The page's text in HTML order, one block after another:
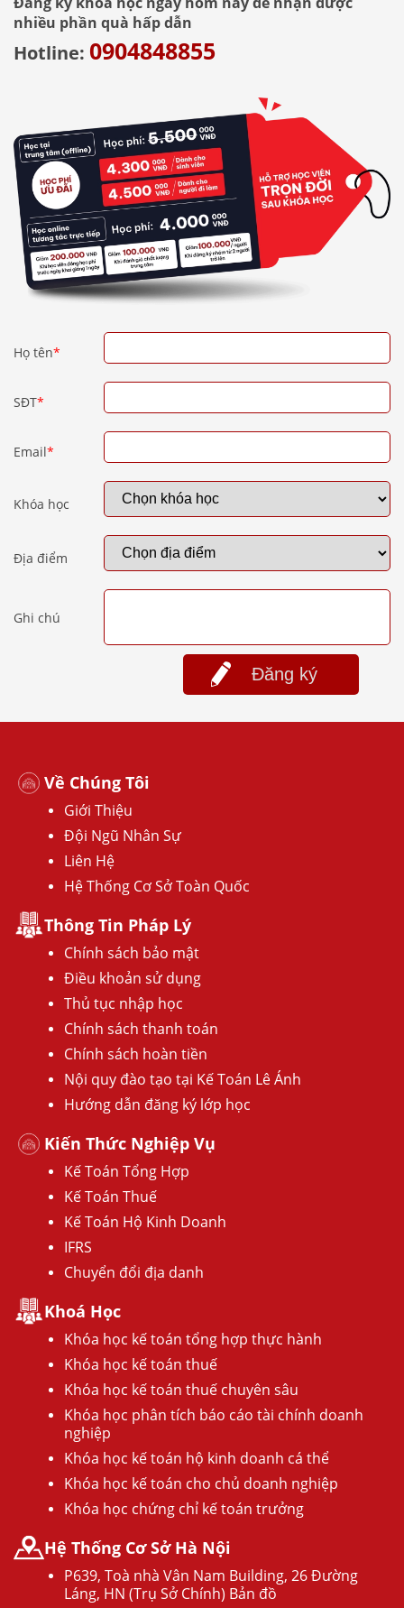
nhiều phần quà hấp dẫn
Hotline: 0904848855
Họ tên*
SĐT*
Email*
Khóa học
Địa điểm
Ghi chú
Đăng ký
Về Chúng Tôi
Giới Thiệu
Đội Ngũ Nhân Sự
Liên Hệ
Hệ Thống Cơ Sở Toàn Quốc
Thông Tin Pháp Lý
Chính sách bảo mật
Điều khoản sử dụng
Thủ tục nhập học
Chính sách thanh toán
Chính sách hoàn tiền
Nội quy đào tạo tại Kế Toán Lê Ánh
Hướng dẫn đăng ký lớp học
Kiến Thức Nghiệp Vụ
Kế Toán Tổng Hợp
Kế Toán Thuế
Kế Toán Hộ Kinh Doanh
IFRS
Chuyển đổi địa danh
Khoá Học
Khóa học kế toán tổng hợp thực hành
Khóa học kế toán thuế
Khóa học kế toán thuế chuyên sâu
Khóa học phân tích báo cáo tài chính doanh
nghiệp
Khóa học kế toán hộ kinh doanh cá thể
Khóa học kế toán cho chủ doanh nghiệp
Khóa học chứng chỉ kế toán trưởng
Hệ Thống Cơ Sở Hà Nội
P639, Toà nhà Vân Nam Building, 26 Đường
Láng, HN (Trụ Sở Chính) Bản đồ